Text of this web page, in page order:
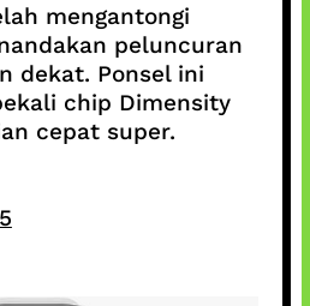
mengantongi
peluncuran
dekat. Ponsel ini
chip Dimensity
cepat super.